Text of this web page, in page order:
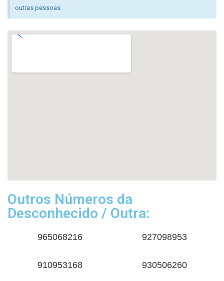
outras pessoas.
Outros Números da
Desconhecido / Outra:
965068216 927098953
910953168 930506260